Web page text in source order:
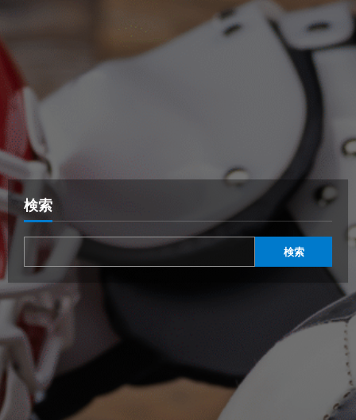
検索
検索